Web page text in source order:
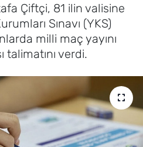
Çiftçi, 81 ilin valisine
Sınavı (YKS)
milli maç yayını
talimatını verdi.